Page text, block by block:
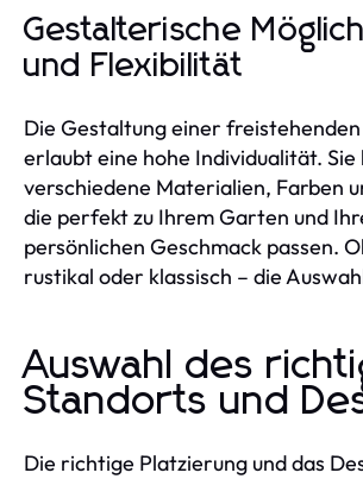
Gestalterische
und Flexibilität
Die Gestaltung einer
erlaubt eine hohe Individualität. Sie
verschiedene Materialien, Farben
die perfekt zu Ihrem Garten und
persönlichen Geschmack passen.
rustikal oder klassisch – die
Auswahl des
Standorts und
Die richtige Platzierung und das